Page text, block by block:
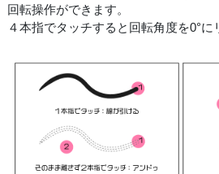
回転操作ができます。
４本指でタッチすると回転角度を0°に